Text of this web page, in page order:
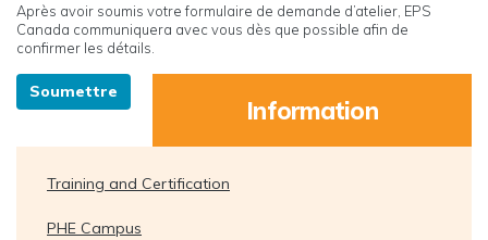
Prochaines
étapes
Après avoir soumis votre formulaire de demande d’atelier, EPS
Canada communiquera avec vous dès que possible afin de
confirmer les détails.
Information
Training and Certification
PHE Campus